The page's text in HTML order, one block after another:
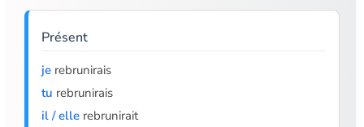
Présent
je rebrunirais
tu rebrunirais
il / elle rebrunirait